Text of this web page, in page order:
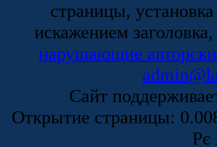
страницы,
искажением
нарушающие
Сайт
Открытие страницы:
Рє